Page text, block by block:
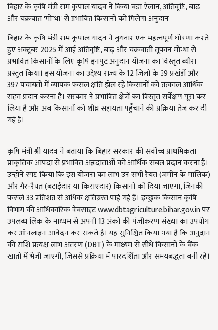
बिहार के कृषि मंत्री राम कृपाल यादव ने किया बड़ा ऐलान, अतिवृष्टि, बाढ़
और चक्रवात 'मोन्था' से प्रभावित किसानों को मिलेगा अनुदान
बिहार के कृषि मंत्री राम कृपाल यादव ने बुधवार एक महत्वपूर्ण घोषणा करते
हुए अक्टूबर 2025 में आई अतिवृष्टि, बाढ़ और चक्रवाती तूफान मोन्था से
प्रभावित किसानों के लिए कृषि इनपुट अनुदान योजना का विस्तृत ब्यौरा
प्रस्तुत किया। इस योजना का उद्देश्य राज्य के 12 जिलों के 39 प्रखंडों और
397 पंचायतों में व्यापक फसल क्षति झेल रहे किसानों को तत्काल आर्थिक
राहत प्रदान करना है। सरकार ने प्रभावित क्षेत्रों का विस्तृत सर्वेक्षण पूरा कर
लिया है और अब किसानों को शीघ्र सहायता पहुँचाने की प्रक्रिया तेज कर दी
गई है।
कृषि मंत्री श्री यादव ने बताया कि बिहार सरकार की सर्वोच्च प्राथमिकता
प्राकृतिक आपदा से प्रभावित अन्नदाताओं को आर्थिक संबल प्रदान करना है।
उन्होंने स्पष्ट किया कि इस योजना का लाभ उन सभी रैयत (जमीन के मालिक)
और गैर-रैयत (बटाईदार या किराएदार) किसानों को दिया जाएगा, जिनकी
फसलें 33 प्रतिशत से अधिक क्षतिग्रस्त पाई गई हैं। इच्छुक किसान कृषि
विभाग की आधिकारिक वेबसाइट www.dbtagriculture.bihar.gov.in पर
उपलब्ध लिंक के माध्यम से अपनी 13 अंकों की पंजीकरण संख्या का उपयोग
कर ऑनलाइन आवेदन कर सकते हैं। यह सुनिश्चित किया गया है कि अनुदान
की राशि प्रत्यक्ष लाभ अंतरण (DBT) के माध्यम से सीधे किसानों के बैंक
खातों में भेजी जाएगी, जिससे प्रक्रिया में पारदर्शिता और समयबद्धता बनी रहे।